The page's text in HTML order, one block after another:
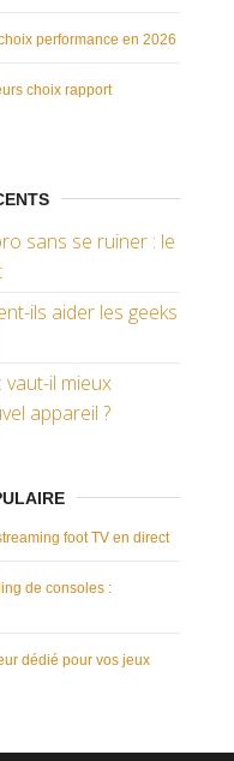
performance en 2026
choix rapport
sans se ruiner : le
ils aider les geeks
il mieux
appareil ?
foot TV en direct
de consoles :
dédié pour vos jeux